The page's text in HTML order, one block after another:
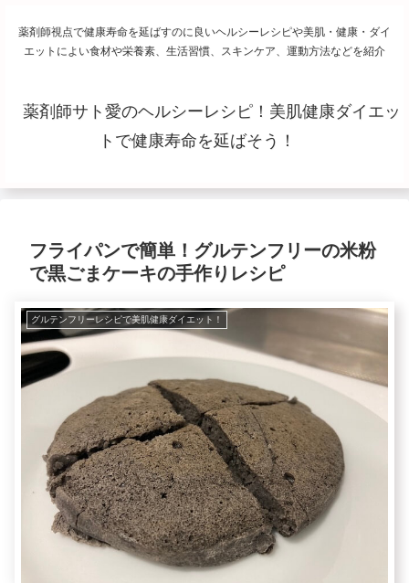
薬剤師視点で健康寿命を延ばすのに良いヘルシーレシピや美肌・健康・ダイ
エットによい食材や栄養素、生活習慣、スキンケア、運動方法などを紹介
薬剤師サト愛のヘルシーレシピ！美肌健康ダイエッ
トで健康寿命を延ばそう！
フライパンで簡単！グルテンフリーの米粉
で黒ごまケーキの手作りレシピ
グルテンフリーレシピで美肌健康ダイエット！